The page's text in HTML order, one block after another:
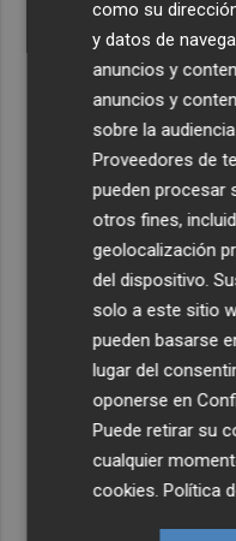
como su
y datos de
anuncios y
anuncios y
sobre la
Proveedores de
pueden procesar
otros fines,
geolocalización
del dispositivo.
solo a este sitio
pueden basarse
lugar del
oponerse en
Puede retirar su
cualquier
cookies.Política